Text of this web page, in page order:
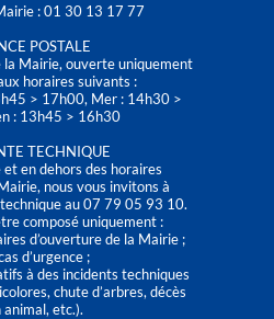
: 01 30 13 17 77
POSTALE
la Mairie, ouverte uniquement
horaires suivants :
> 17h00, Mer : 14h30 >
: 13h45 > 16h30
TECHNIQUE
et en dehors des horaires
nous vous invitons à
au 07 79 05 93 10.
composé uniquement :
d’ouverture de la Mairie ;
d’urgence ;
à des incidents techniques
chute d’arbres, décès
animal, etc.).